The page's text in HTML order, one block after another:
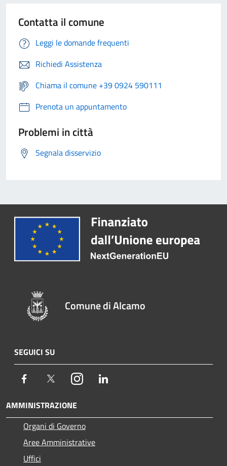
Contatta il comune
Leggi le domande frequenti
Richiedi Assistenza
Chiama il comune +39 0924 590111
Prenota un appuntamento
Problemi in città
Segnala disservizio
Comune di Alcamo
SEGUICI SU
Facebook TwitterInstagram
AMMINISTRAZIONE
Organi di Governo
Aree Amministrative
Uffici